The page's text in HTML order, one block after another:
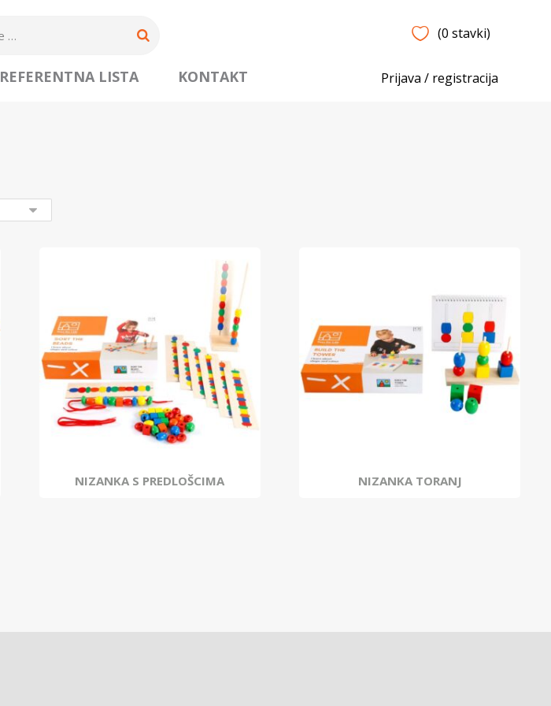
(0 stavki)
Prijava / registracija
REFERENTNA LISTA KONTAKT
NIZANKA S PREDLOŠCIMA NIZANKA TORANJ